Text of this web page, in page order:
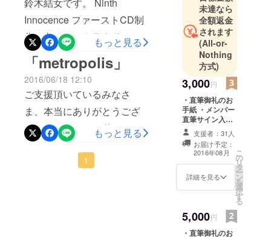
バム。 『 Eternal
Dimensions 』 全10曲、
Ninth Innocenceの世界を
ゆっくりとお楽しみ頂けま
したら幸いです。 本当に、
有難うございました！ 鈴木
結女
______________________
______________________
______________________
Innocence ファーストCD制
作に向けてのクラウドファ
ンディングチャレンジ。 こ
こまでにサポート下さった
たくさんの皆様、心より御
礼申し上げます。本当に、
有難うございます。 温かな
メッセージと共に寄せて頂
いた多くのお気持ち、頂く
度に身の引き締まる思いで
もっと見る
「metropolis」
2016/06/18 12:10
ご支援頂いているみなさ
ま、本当にありがとうござ
います！まだまだ道のりは
長いですが、精一杯全力で
頑張っていきたいと思いま
もっと見る
1
24日、
YouTube及
びFacebokに
て2014年か
らの活動開
始を発表。
2013年12月
29日自ら制
作した
MV[feel]を
YouTube限
定で発表。
2014年1月
days]を発
表。
未達なら
全額返金
されます
(All-or-
Nothing
方式)
3,000円
・直筆御礼のお
手紙 ・メンバー
直筆サイン入り
ポストカード ・
完成したCD
支援者：31人
お届け予定：
2016年08月
詳細を見る
こ
の
リ
タ
ー
ン
を
選
択
す
る
5,000円
・直筆御礼のお